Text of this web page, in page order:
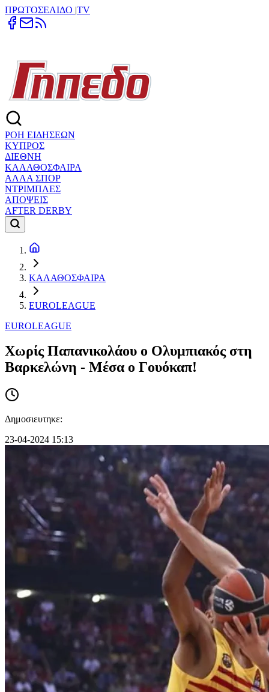
ΠΡΩΤΟΣΕΛΙΔΟ |TV
ΡΟΗ ΕΙΔΗΣΕΩΝ
ΚΥΠΡΟΣ
ΔΙΕΘΝΗ
ΚΑΛΑΘΟΣΦΑΙΡΑ
ΑΛΛΑ ΣΠΟΡ
ΝΤΡΙΜΠΛΕΣ
ΑΠΟΨΕΙΣ
AFTER DERBY
ΚΑΛΑΘΟΣΦΑΙΡΑ
EUROLEAGUE
EUROLEAGUE
Χωρίς Παπανικολάου ο Ολυμπιακός στη
Βαρκελώνη - Μέσα ο Γουόκαπ!
Δημοσιευτηκε:
23-04-2024 15:13